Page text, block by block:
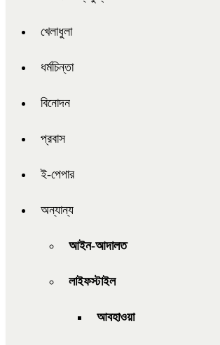
খেলাধুলা
ধর্মচিন্তা
বিনোদন
প্রবাস
ই-পেপার
অন্যান্য
আইন-আদালত
লাইফস্টাইল
আবহাওয়া